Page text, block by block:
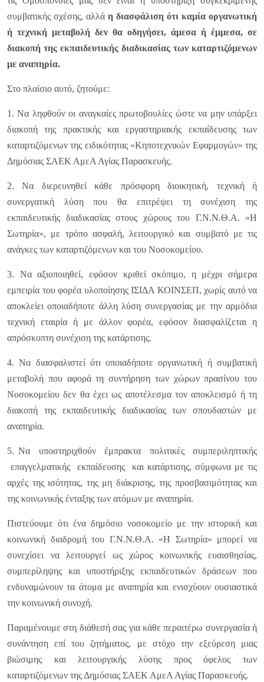
συμβατικής σχέσης, αλλά η διασφάλιση ότι καμία οργανωτική
ή τεχνική μεταβολή δεν θα οδηγήσει, άμεσα ή έμμεσα, σε
διακοπή της εκπαιδευτικής διαδικασίας των καταρτιζόμενων
με αναπηρία.
Στο πλαίσιο αυτό, ζητούμε:
1. Να ληφθούν οι αναγκαίες πρωτοβουλίες ώστε να μην υπάρξει
διακοπή της πρακτικής και εργαστηριακής εκπαίδευσης των
καταρτιζόμενων της ειδικότητας «Κηποτεχνικών Εφαρμογών» της
Δημόσιας ΣΑΕΚ ΑμεΑ Αγίας Παρασκευής.
2. Να διερευνηθεί κάθε πρόσφορη διοικητική, τεχνική ή
συνεργατική λύση που θα επιτρέψει τη συνέχιση της
εκπαιδευτικής διαδικασίας στους χώρους του Γ.Ν.Ν.Θ.Α. «Η
Σωτηρία», με τρόπο ασφαλή, λειτουργικό και συμβατό με τις
ανάγκες των καταρτιζόμενων και του Νοσοκομείου.
3. Να αξιοποιηθεί, εφόσον κριθεί σκόπιμο, η μέχρι σήμερα
εμπειρία του φορέα υλοποίησης ΙΣΙΔΑ ΚΟΙΝΣΕΠ, χωρίς αυτό να
αποκλείει οποιαδήποτε άλλη λύση συνεργασίας με την αρμόδια
τεχνική εταιρία ή με άλλον φορέα, εφόσον διασφαλίζεται η
απρόσκοπτη συνέχιση της κατάρτισης.
4. Να διασφαλιστεί ότι οποιαδήποτε οργανωτική ή συμβατική
μεταβολή που αφορά τη συντήρηση των χώρων πρασίνου του
Νοσοκομείου δεν θα έχει ως αποτέλεσμα τον αποκλεισμό ή τη
διακοπή της εκπαιδευτικής διαδικασίας των σπουδαστών με
αναπηρία.
5. Να υποστηριχθούν έμπρακτα πολιτικές συμπεριληπτικής
επαγγελματικής εκπαίδευσης και κατάρτισης, σύμφωνα με τις
αρχές της ισότητας, της μη διάκρισης, της προσβασιμότητας και
της κοινωνικής ένταξης των ατόμων με αναπηρία.
Πιστεύουμε ότι ένα δημόσιο νοσοκομείο με την ιστορική και
κοινωνική διαδρομή του Γ.Ν.Ν.Θ.Α. «Η Σωτηρία» μπορεί να
συνεχίσει να λειτουργεί ως χώρος κοινωνικής ευαισθησίας,
συμπερίληψης και υποστήριξης εκπαιδευτικών δράσεων που
ενδυναμώνουν τα άτομα με αναπηρία και ενισχύουν ουσιαστικά
την κοινωνική συνοχή.
Παραμένουμε στη διάθεσή σας για κάθε περαιτέρω συνεργασία ή
συνάντηση επί του ζητήματος, με στόχο την εξεύρεση μιας
βιώσιμης και λειτουργικής λύσης προς όφελος των
καταρτιζόμενων της Δημόσιας ΣΑΕΚ ΑμεΑ Αγίας Παρασκευής.